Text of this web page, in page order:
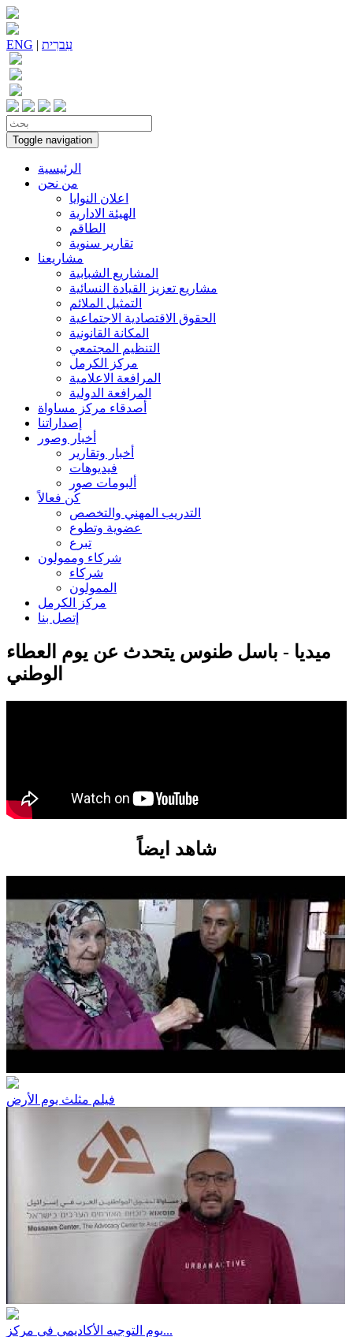
ENG | עִברִית
Toggle navigation
الرئيسية
من نحن
اعلان النوايا
الهيئة الادارية
الطاقم
تقارير سنوية
مشاريعنا
المشاريع الشبابية
مشاريع تعزيز القيادة النسائية
التمثيل الملائم
الحقوق الاقتصادية الاجتماعية
المكانة القانونية
التنظيم المجتمعي
مركز الكرمل
المرافعة الاعلامية
المرافعة الدولية
أصدقاء مركز مساواة
إصداراتنا
أخبار وصور
أخبار وتقارير
فيديوهات
ألبومات صور
كُن فعالاً
التدريب المهني والتخصص
عضوية وتطوع
تبرع
شركاء وممولون
شركاء
الممولون
مركز الكرمل
إتصل بنا
ميديا - باسل طنوس يتحدث عن يوم العطاء
الوطني
شاهد ايضاً
فيلم مثلث يوم الأرض
يوم التوجيه الأكاديمي في مركز...